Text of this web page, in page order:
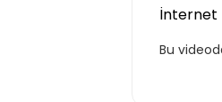
İnternet
Bu